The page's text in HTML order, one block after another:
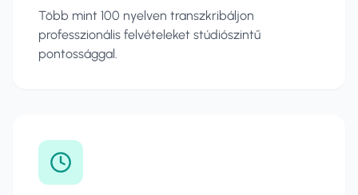
Több mint 100 nyelven transzkribáljon
professzionális felvételeket stúdiószintű
pontossággal.